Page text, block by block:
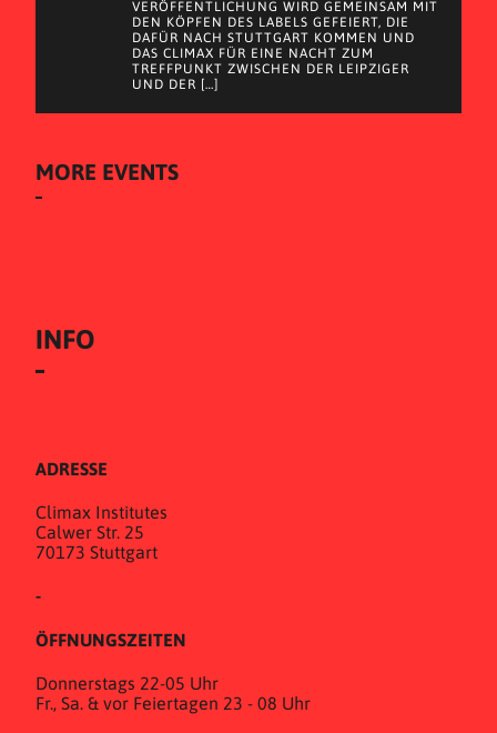
VERÖFFENTLICHUNG WIRD GEMEINSAM MIT
DEN KÖPFEN DES LABELS GEFEIERT, DIE
DAFÜR NACH STUTTGART KOMMEN UND
DAS CLIMAX FÜR EINE NACHT ZUM
TREFFPUNKT ZWISCHEN DER LEIPZIGER
UND DER […]
MORE EVENTS
INFO
ADRESSE
Climax Institutes
Calwer Str. 25
70173 Stuttgart
-
ÖFFNUNGSZEITEN
Donnerstags 22-05 Uhr
Fr., Sa. & vor Feiertagen 23 - 08 Uhr